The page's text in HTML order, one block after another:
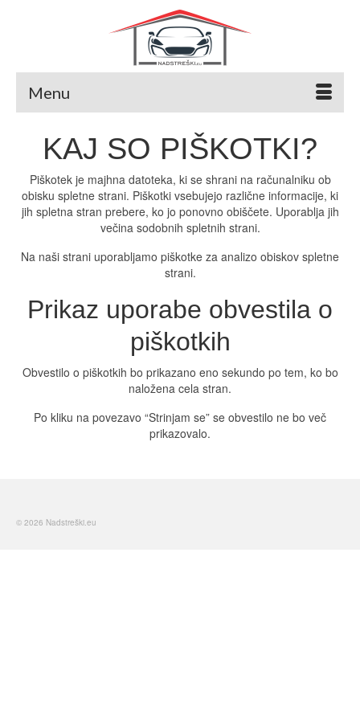
Menu
KAJ SO PIŠKOTKI?
Piškotek je majhna datoteka, ki se shrani na računalniku ob
obisku spletne strani. Piškotki vsebujejo različne informacije, ki
jih spletna stran prebere, ko jo ponovno obiščete. Uporablja jih
večina sodobnih spletnih strani.
Na naši strani uporabljamo piškotke za analizo obiskov spletne
strani.
Prikaz uporabe obvestila o
piškotkih
Obvestilo o piškotkih bo prikazano eno sekundo po tem, ko bo
naložena cela stran.
Po kliku na povezavo “Strinjam se” se obvestilo ne bo več
prikazovalo.
© 2026 Nadstreški.eu